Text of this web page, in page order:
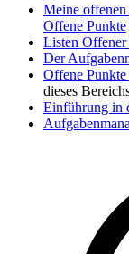
Meine offenen
Offene Punkte
Listen Offener
Der
Offene
dieses
Einführung in